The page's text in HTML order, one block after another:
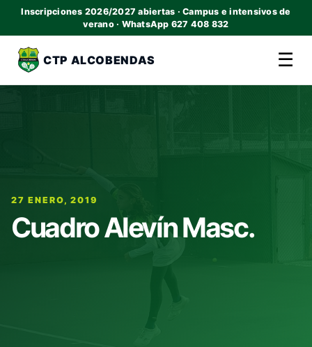
Inscripciones 2026/2027 abiertas · Campus e intensivos de
verano · WhatsApp 627 408 832
CTP ALCOBENDAS ☰
27 ENERO, 2019
Cuadro Alevín Masc.